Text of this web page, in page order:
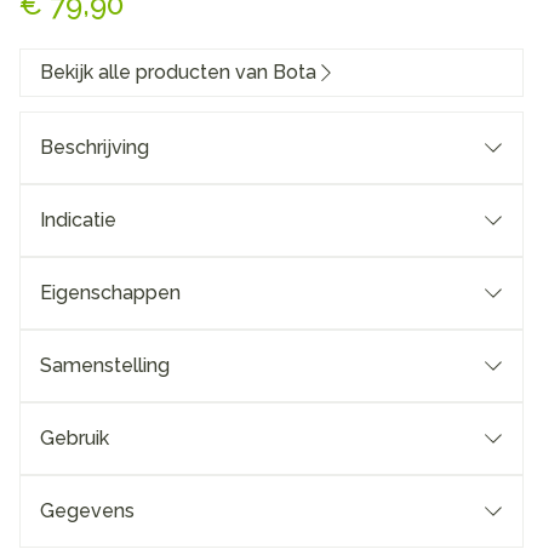
Bekijk alle producten van Bota
Beschrijving
Indicatie
Eigenschappen
Samenstelling
Gebruik
Gegevens